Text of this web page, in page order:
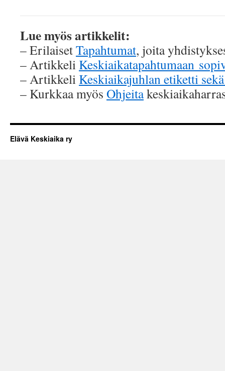
Lue myös artikkelit:
– ErilaisetTapahtumat, joita
– Artikkeli Keskiaikatapahtumaan
– Artikkeli Keskiaikajuhlan etiketti
– Kurkkaa myös Ohjeita
Elävä Keskiaika ry